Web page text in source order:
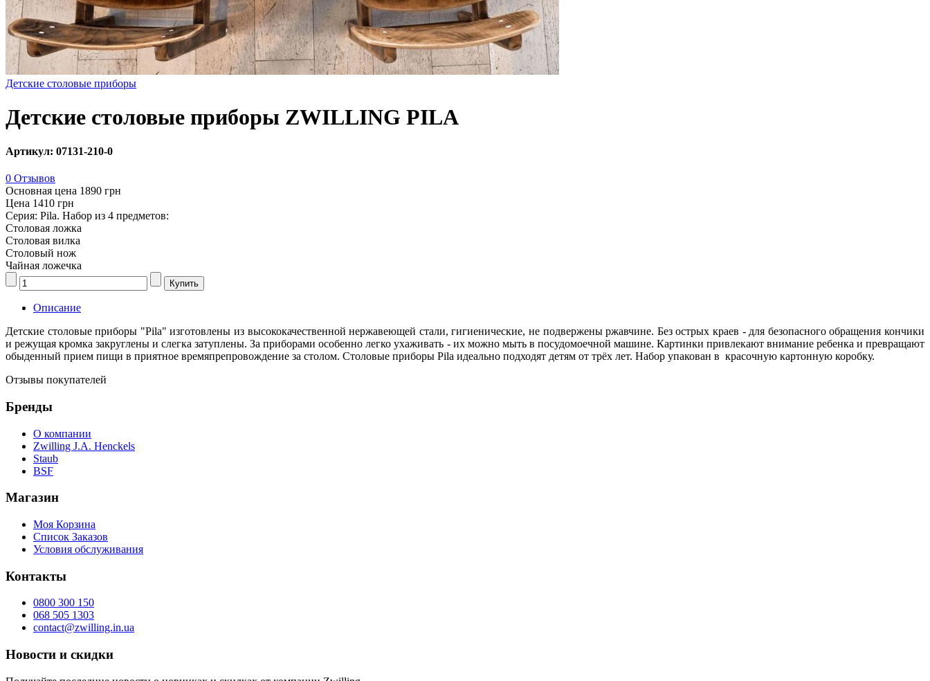
Детские столовые приборы
Детские столовые приборы ZWILLING PILA
Артикул: 07131-210-0
0 Отзывов
Основная цена 1890 грн
Цена 1410 грн
Серия: Pila. Набор из 4 предметов:
Столовая ложка
Столовая вилка
Столовый нож
Чайная ложечка
Описание
Детские столовые приборы "Pila" изготовлены из высококачественной нержавеющей стали, гигиенические, не подвержены ржавчине. Без острых краев - для безопасного обращения кончики
и режущая кромка закруглены и слегка затуплены. За приборами особенно легко ухаживать - их можно мыть в посудомоечной машине. Картинки привлекают внимание ребенка и превращают
обыденный прием пищи в приятное времяпрепровождение за столом. Столовые приборы Pila идеально подходят детям от трёх лет. Набор упакован в красочную картонную коробку.
Отзывы покупателей
Бренды
О компании
Zwilling J.A. Henckels
Staub
BSF
Магазин
Моя Корзина
Список Заказов
Условия обслуживания
Контакты
0800 300 150
068 505 1303
contact@zwilling.in.ua
Новости и скидки